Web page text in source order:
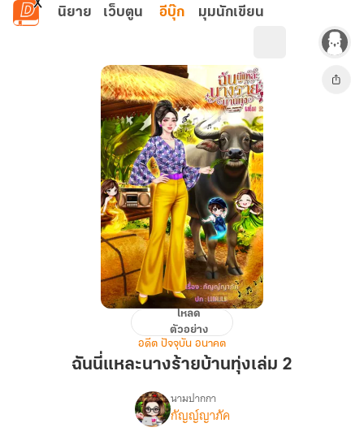
ข้ามไปยังเนื้อหาหลัก
นิยาย เว็บตูน อีบุ๊ก มุมนักเขียน
แหละ
โหลด
ตัวอย่าง
อดีต ปัจจุบัน อนาคต
ฉันนี่แหละนางร้ายบ้านทุ่งเล่ม 2
เรื่อง
ฉัน
นามปากกา
กัญญ์ญาภัค